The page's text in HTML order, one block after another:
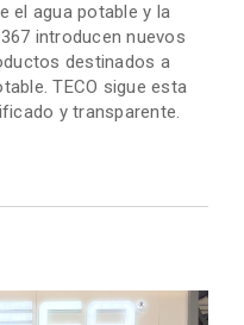
el agua potable y la
introducen nuevos
destinados a
TECO sigue esta
y transparente.